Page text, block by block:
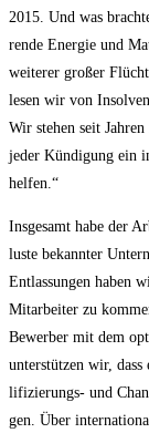
2015. Und was
ren­de Ener­gie und
wei­te­rer gro­ßer
lesen wir von
Wir ste­hen seit
jeder Kün­di­gung ein
helfen.“
Ins­ge­samt habe der
lus­te bekann­ter
Ent­las­sun­gen haben
Mit­ar­bei­ter zu
Bewer­ber mit dem
unter­stüt­zen wir,
li­fi­zie­rungs- und
gen. Über